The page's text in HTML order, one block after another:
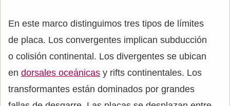
En este marco distinguimos tres tipos de límites
de placa. Los convergentes implican subducción
o colisión continental. Los divergentes se ubican
en dorsales oceánicas y rifts continentales. Los
transformantes están dominados por grandes